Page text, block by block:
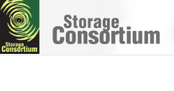
Direkt
zum
Inhalt